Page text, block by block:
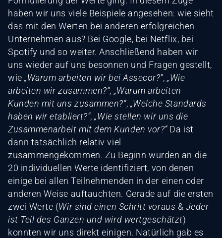
haben wir uns viele Beispiele angesehen: wie sieht
das mit den Werten bei anderen erfolgreichen
Unternehmen aus? Bei Google, bei Netflix, bei
Spotify und so weiter. Anschließend haben wir
uns wieder auf uns besonnen und Fragen gestellt,
wie„Warum arbeiten wir bei Assecor?“, „Wie
arbeiten wir zusammen?“, „Warum arbeiten
Kunden mit uns zusammen?“, „Welche Standards
haben wir etabliert?“,„Wie stellen wir uns die
Zusammenarbeit mit dem Kunden vor?“Da ist
dann tatsächlich relativ viel
zusammengekommen. Zu Beginn wurden an die
20 individuellen Werte identifiziert, von denen
einige bei allen Teilnehmenden in der einen oder
anderen Weise auftauchten. Gerade auf die ersten
zwei Werte (Wir sind einen Schritt voraus & Jeder
ist Teil des Ganzen und wird wertgeschätzt)
konnten wir uns direkt einigen. Natürlich gab es